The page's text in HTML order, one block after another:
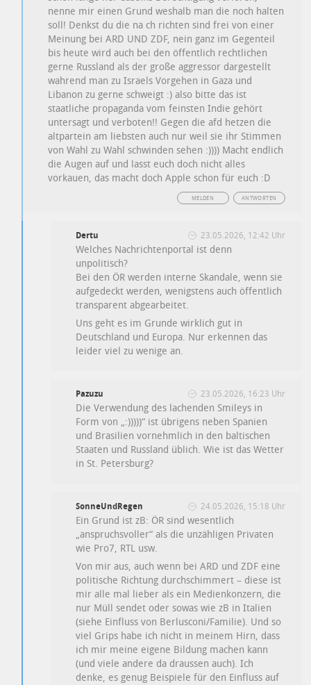
nenne mir einen Grund weshalb man die noch halten
soll! Denkst du die na ch richten sind frei von einer
Meinung bei ARD UND ZDF, nein ganz im Gegenteil
bis heute wird auch bei den öffentlich rechtlichen
gerne Russland als der große aggressor dargestellt
wahrend man zu Israels Vorgehen in Gaza und
Libanon zu gerne schweigt :) also bitte das ist
staatliche propaganda vom feinsten Indie gehört
untersagt und verboten!! Gegen die afd hetzen die
altpartein am liebsten auch nur weil sie ihr Stimmen
von Wahl zu Wahl schwinden sehen :)))) Macht endlich
die Augen auf und lasst euch doch nicht alles
vorkauen, das macht doch Apple schon für euch :D
ANTWORTEN
MELDEN
Dertu 23.05.2026, 12:42 Uhr
Welches Nachrichtenportal ist denn
unpolitisch?
Bei den ÖR werden interne Skandale, wenn sie
aufgedeckt werden, wenigstens auch öffentlich
transparent abgearbeitet.
Uns geht es im Grunde wirklich gut in
Deutschland und Europa. Nur erkennen das
leider viel zu wenige an.
Pazuzu 23.05.2026, 16:23 Uhr
Die Verwendung des lachenden Smileys in
Form von „:)))))“ ist übrigens neben Spanien
und Brasilien vornehmlich in den baltischen
Staaten und Russland üblich. Wie ist das Wetter
in St. Petersburg?
SonneUndRegen 24.05.2026, 15:18 Uhr
Ein Grund ist zB: ÖR sind wesentlich
„anspruchsvoller“ als die unzähligen Privaten
wie Pro7, RTL usw.
Von mir aus, auch wenn bei ARD und ZDF eine
politische Richtung durchschimmert – diese ist
mir alle mal lieber als ein Medienkonzern, die
nur Müll sendet oder sowas wie zB in Italien
(siehe Einfluss von Berlusconi/Familie). Und so
viel Grips habe ich nicht in meinem Hirn, dass
ich mir meine eigene Bildung machen kann
(und viele andere da draussen auch). Ich
denke, es genug Beispiele für den Einfluss auf